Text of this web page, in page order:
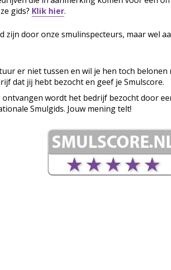
gids? Klik hier.
zijn door onze smulinspecteurs, maar wel
er niet tussen en wil je hen toch
dat jij hebt bezocht en geef je Smulscore.
wordt het bedrijf bezocht door
Smulgids. Jouw mening telt!